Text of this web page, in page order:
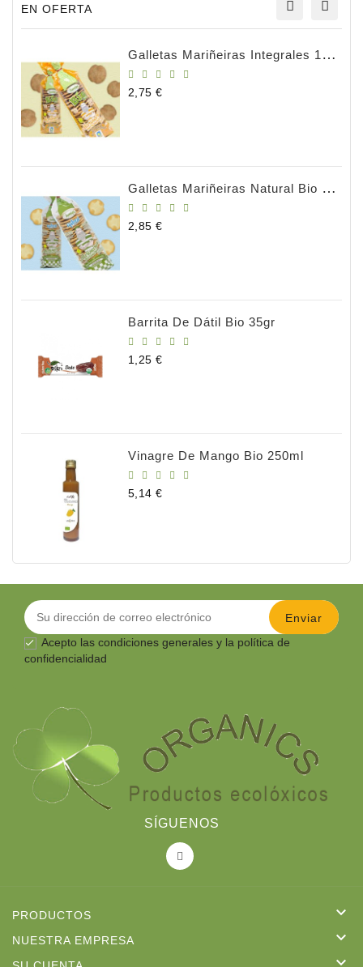
EN OFERTA
Galletas Mariñeiras Integrales 180g BIO
Precio
2,75 €
Galletas Mariñeiras Natural Bio 180gr
Precio
2,85 €
Barrita De Dátil Bio 35gr
Precio
1,25 €
Vinagre De Mango Bio 250ml
Precio
5,14 €
 Acepto las condiciones generales y la política de
confidencialidad
SÍGUENOS
PRODUCTOS 
NUESTRA EMPRESA 
